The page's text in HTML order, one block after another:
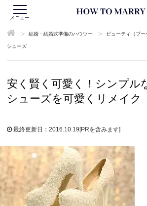
メニュー
> 結婚・結婚式準備のハウツー > ビューティ（ブー
シューズ
安く賢く可愛く！シンプル
シューズを可愛くリメイク
最終更新日：2016.10.19[PRを含みます]